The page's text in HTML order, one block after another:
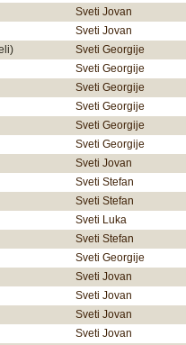
Sveti Jovan
Sveti Jovan
Sveti Georgije
Sveti Georgije
Sveti Georgije
Sveti Georgije
Sveti Georgije
Sveti Georgije
Sveti Jovan
Sveti Stefan
Sveti Stefan
Sveti Luka
Sveti Stefan
Sveti Georgije
Sveti Jovan
Sveti Jovan
Sveti Jovan
Sveti Jovan